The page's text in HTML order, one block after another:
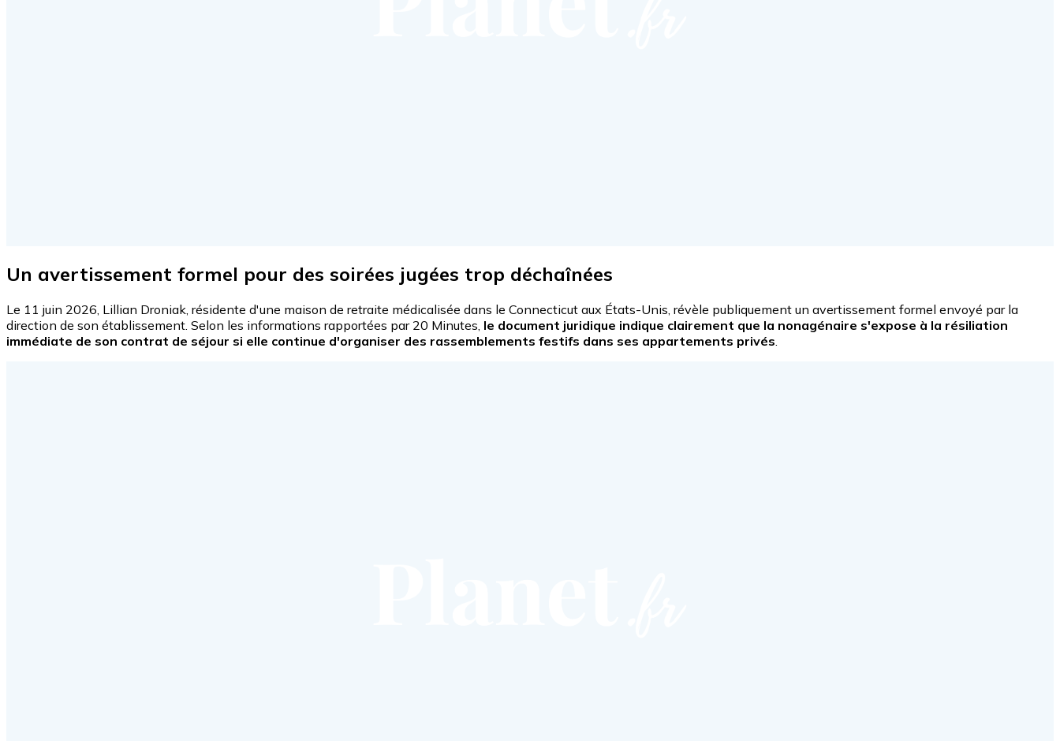
Un avertissement formel pour des soirées jugées trop déchaînées
Le 11 juin 2026, Lillian Droniak, résidente d'une maison de retraite médicalisée dans le Connecticut aux États-Unis, révèle publiquement un avertissement formel envoyé par la
direction de son établissement. Selon les informations rapportées par 20 Minutes, le document juridique indique clairement que la nonagénaire s'expose à la résiliation
immédiate de son contrat de séjour si elle continue d'organiser des rassemblements festifs dans ses appartements privés